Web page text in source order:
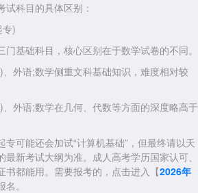
科目的具体区别：
)
基础科目，核心区别在于数学试卷的不同。
外语;数学侧重文科基础知识，难度相对较
语;数学在几何、代数等方面的深度略高于
可能还会加试“计算机基础”，但最终请以天
新考试大纲为准。成人高考学历国家认可、
书都能用。需要报考的，点击进入【2026年
名。